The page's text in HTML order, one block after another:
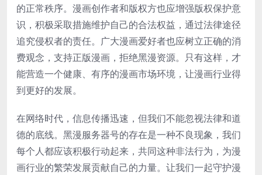
的正常秩序。漫画创作者和版权方也应增强版权保护意
识，积极采取措施维护自己的合法权益，通过法律途径
追究侵权者的责任。广大漫画爱好者也应树立正确的消
费观念，支持正版漫画，拒绝黑漫资源。只有这样，才
能营造一个健康、有序的漫画市场环境，让漫画行业得
到更好的发展。
在网络时代，信息传播迅速，但我们不能忽视法律和道
德的底线。黑漫服务器号的存在是一种不良现象，我们
每个人都应该积极行动起来，共同这种非法行为，为漫
画行业的繁荣发展贡献自己的力量。让我们一起守护漫